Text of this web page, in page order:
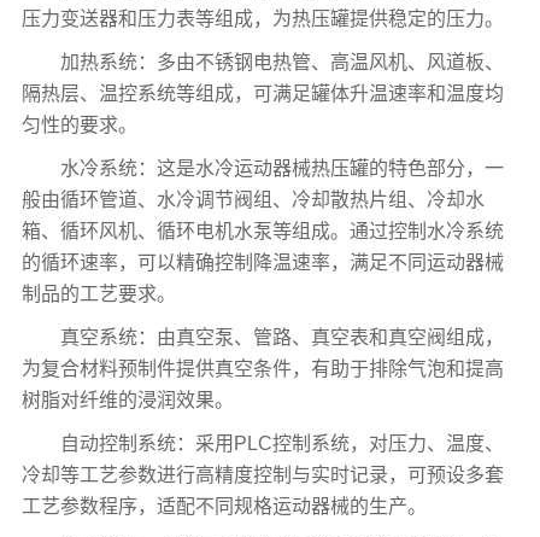
压力变送器和压力表等组成，为热压罐提供稳定的压力。
加热系统：多由不锈钢电热管、高温风机、风道板、
隔热层、温控系统等组成，可满足罐体升温速率和温度均
匀性的要求。
水冷系统：这是水冷运动器械热压罐的特色部分，一
般由循环管道、水冷调节阀组、冷却散热片组、冷却水
箱、循环风机、循环电机水泵等组成。通过控制水冷系统
的循环速率，可以精确控制降温速率，满足不同运动器械
制品的工艺要求。
真空系统：由真空泵、管路、真空表和真空阀组成，
为复合材料预制件提供真空条件，有助于排除气泡和提高
树脂对纤维的浸润效果。
自动控制系统：采用PLC控制系统，对压力、温度、
冷却等工艺参数进行高精度控制与实时记录，可预设多套
工艺参数程序，适配不同规格运动器械的生产。